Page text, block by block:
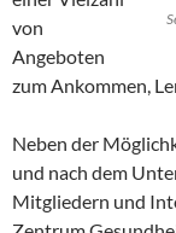
von
Angeboten
zum Ankommen,
Neben der
und nach dem
Mitgliedern und